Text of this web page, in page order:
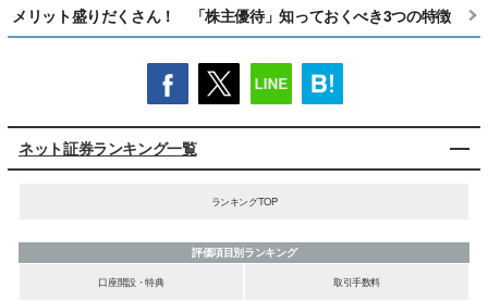
メリット盛りだくさん！ 「株主優待」知っておくべき3つの特徴
ネット証券ランキング一覧
ランキングTOP
評価項目別ランキング
口座開設・特典
取引手数料